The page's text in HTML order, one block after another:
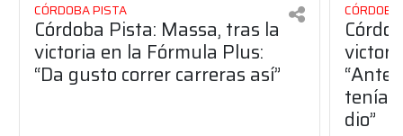
CÓRDOBA PISTA
Córdoba Pista: Massa, tras la
victoria en la Fórmula Plus:
“Da gusto correr carreras así”
dio”